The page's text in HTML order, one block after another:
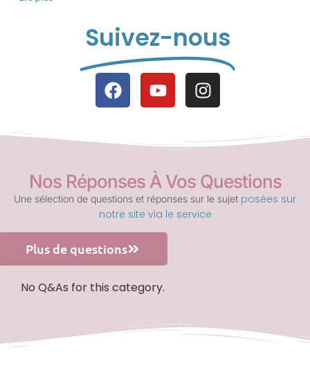
Suivez-nous
Nos Réponses À Vos Questions
Une sélection de questions et réponses sur le sujet posées sur
notre site via le service
Plus de questions
No Q&As for this category.